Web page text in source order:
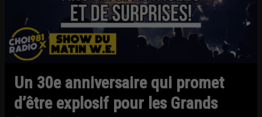
Un 30e anniversaire qui promet
d’être explosif pour les Grands